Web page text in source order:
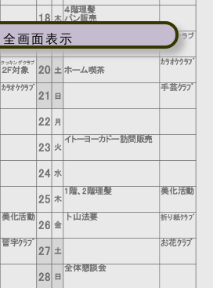
全画面表示 健康クラブ
クッキングクラブ ｶﾗｵｹｸﾗﾌﾞ
２F対象
ｶﾗｵｹｸﾗﾌﾞ 手芸ｸﾗﾌﾞ
美化活動
美化活動 折り紙ｸﾗﾌﾞ
習字ｸﾗﾌﾞ お花ｸﾗﾌﾞ
28 日
全体懇談会
27 土
26 金
卜山法要
25 木
1階、2階理髪
24 水
23 火
イトーヨーカドー訪問販売
22 月
21 日
20 土 ホーム喫茶
19 金
18 木
４階理髪
パン販売